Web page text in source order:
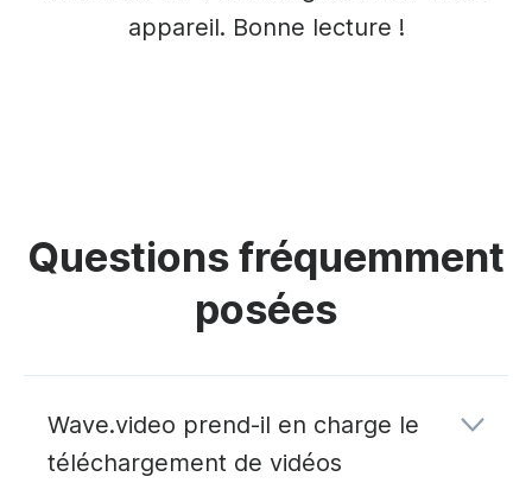
appareil. Bonne lecture !
Questions fréquemment
posées
Wave.video prend-il en charge le
téléchargement de vidéos